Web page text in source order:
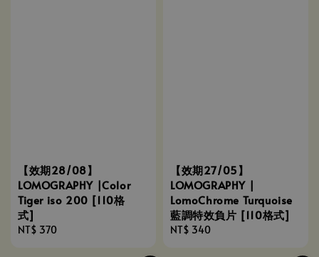
【效期28/08】
LOMOGRAPHY |Color
Tiger iso 200 [110格
式]
Regular
NT$ 370
【效期27/05】
LOMOGRAPHY |
LomoChrome Turquoise
藍調特效負片 [110格式]
Regular
NT$ 340